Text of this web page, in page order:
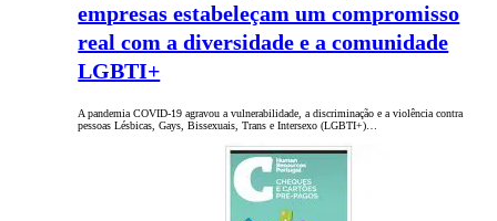
empresas estabeleçam um compromisso
real com a diversidade e a comunidade
LGBTI+
A pandemia COVID-19 agravou a vulnerabilidade, a discriminação e a violência contra
pessoas Lésbicas, Gays, Bissexuais, Trans e Intersexo (LGBTI+)…